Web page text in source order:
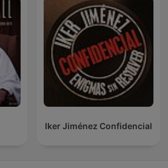
Iker Jiménez Confidencial